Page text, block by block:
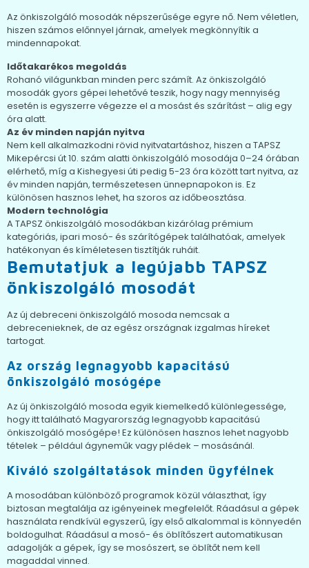
Az önkiszolgáló mosodák népszerűsége egyre nő. Nem véletlen,
hiszen számos előnnyel járnak, amelyek megkönnyítik a
mindennapokat.
Időtakarékos megoldás
Rohanó világunkban minden perc számít. Az önkiszolgáló
mosodák gyors gépei lehetővé teszik, hogy nagy mennyiség
esetén is egyszerre végezze el a mosást és szárítást – alig egy
óra alatt.
Az év minden napján nyitva
Nem kell alkalmazkodni rövid nyitvatartáshoz, hiszen a TAPSZ
Mikepércsi út 10. szám alatti önkiszolgáló mosodája 0–24 órában
elérhető, míg a Kishegyesi úti pedig 5-23 óra között tart nyitva, az
év minden napján, természetesen ünnepnapokon is. Ez
különösen hasznos lehet, ha szoros az időbeosztása.
Modern technológia
A TAPSZ önkiszolgáló mosodákban kizárólag prémium
kategóriás, ipari mosó- és szárítógépek találhatóak, amelyek
hatékonyan és kíméletesen tisztítják ruháit.
Bemutatjuk a legújabb TAPSZ
önkiszolgáló mosodát
Az új debreceni önkiszolgáló mosoda nemcsak a
debrecenieknek, de az egész országnak izgalmas híreket
tartogat.
Az ország legnagyobb kapacitású
önkiszolgáló mosógépe
Az új önkiszolgáló mosoda egyik kiemelkedő különlegessége,
hogy itt található Magyarország legnagyobb kapacitású
önkiszolgáló mosógépe! Ez különösen hasznos lehet nagyobb
tételek – például ágyneműk vagy plédek – mosásánál.
Kiváló szolgáltatások minden ügyfélnek
A mosodában különböző programok közül választhat, így
biztosan megtalálja az igényeinek megfelelőt. Ráadásul a gépek
használata rendkívül egyszerű, így első alkalommal is könnyedén
boldogulhat. Ráadásul a mosó- és öblítőszert automatikusan
adagolják a gépek, így se mosószert, se öblítőt nem kell
magaddal vinned.